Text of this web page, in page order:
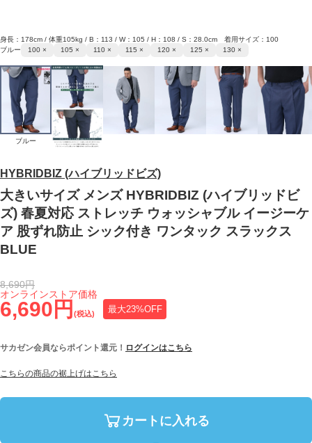
HYBRIDBIZ (ハイブリッドビズ)
大きいサイズ メンズ HYBRIDBIZ (ハイブリッドビ
ズ) 春夏対応 ストレッチ ウォッシャブル イージーケ
ア 股ずれ防止 シック付き ワンタック スラックス
BLUE
6,690円 (税込) 最大23%OFF
オンラインストア価格
8,690円
サカゼン会員ならポイント還元！ ログインはこちら
こちらの商品の裾上げはこちら
カートに入れる
身長：178cm / 体重105kg / B：113 / W：105 / H：108 / S：28.0cm 着用サイズ：100
ブルー
100 × 105 × 110 × 115 × 120 × 125 × 130 ×
ブルー